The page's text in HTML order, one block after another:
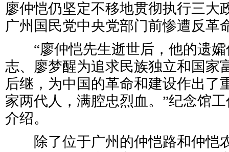
廖仲恺仍坚定不移地贯彻执行三大
广州国民党中央党部门前惨遭反革
“廖仲恺先生逝世后，他的遗孀
志、廖梦醒为追求民族独立和国家
后继，为中国的革命和建设作出了
家两代人，满腔忠烈血。”纪念馆
介绍。
除了位于广州的仲恺路和仲恺